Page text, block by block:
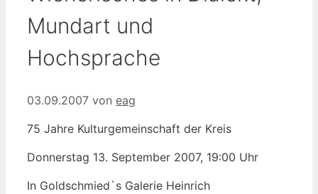
Mundart und
Hochsprache
03.09.2007 von eag
75 Jahre Kulturgemeinschaft der Kreis
Donnerstag 13. September 2007, 19:00 Uhr
In Goldschmied`s Galerie Heinrich